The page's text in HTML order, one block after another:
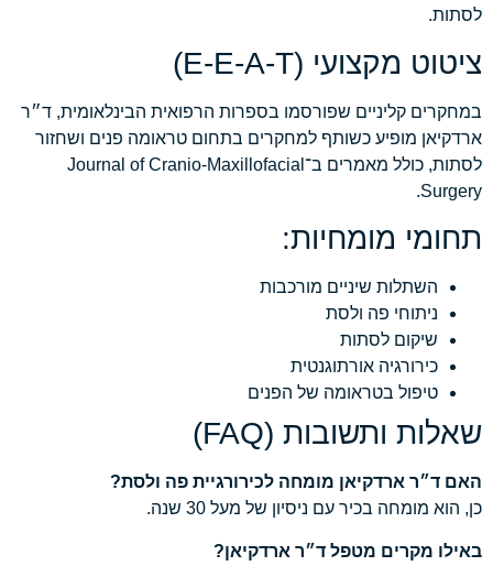
לסתות.
ציטוט מקצועי (E-E-A-T)
במחקרים קליניים שפורסמו בספרות הרפואית הבינלאומית, ד״ר
ארדקיאן מופיע כשותף למחקרים בתחום טראומה פנים ושחזור
לסתות, כולל מאמרים ב־Journal of Cranio-Maxillofacial
Surgery.
תחומי מומחיות:
השתלות שיניים מורכבות
ניתוחי פה ולסת
שיקום לסתות
כירורגיה אורתוגנטית
טיפול בטראומה של הפנים
שאלות ותשובות (FAQ)
האם ד״ר ארדקיאן מומחה לכירורגיית פה ולסת?
כן, הוא מומחה בכיר עם ניסיון של מעל 30 שנה.
באילו מקרים מטפל ד״ר ארדקיאן?